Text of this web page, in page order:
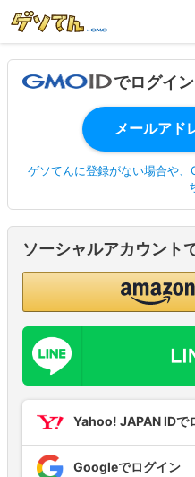
でログイン
ゲソてんに登録がない場合や
ソーシャルアカウント
Yahoo! JAPAN IDで
Googleでログイン